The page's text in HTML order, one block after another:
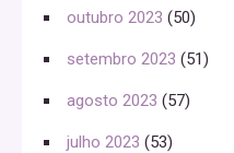
outubro 2023 (50)
setembro 2023 (51)
agosto 2023 (57)
julho 2023 (53)